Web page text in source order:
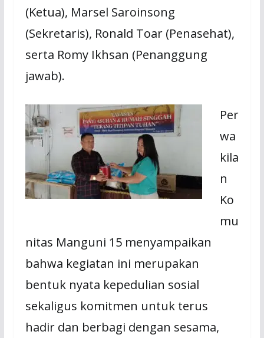
(Ketua), Marsel Saroinsong
(Sekretaris), Ronald Toar (Penasehat),
serta Romy Ikhsan (Penanggung
jawab).
Per
wa
kila
n
Ko
mu
nitas Manguni 15 menyampaikan
bahwa kegiatan ini merupakan
bentuk nyata kepedulian sosial
sekaligus komitmen untuk terus
hadir dan berbagi dengan sesama,